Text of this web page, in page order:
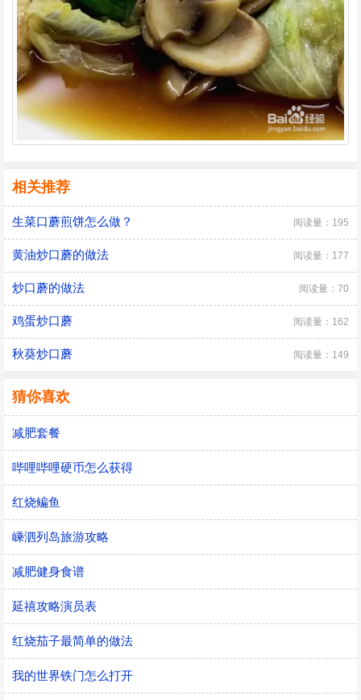
相关推荐
生菜口蘑煎饼怎么做？ 阅读量：195
黄油炒口蘑的做法 阅读量：177
炒口蘑的做法 阅读量：70
鸡蛋炒口蘑 阅读量：162
秋葵炒口蘑 阅读量：149
猜你喜欢
减肥套餐
哔哩哔哩硬币怎么获得
红烧鳊鱼
嵊泗列岛旅游攻略
减肥健身食谱
延禧攻略演员表
红烧茄子最简单的做法
我的世界铁门怎么打开